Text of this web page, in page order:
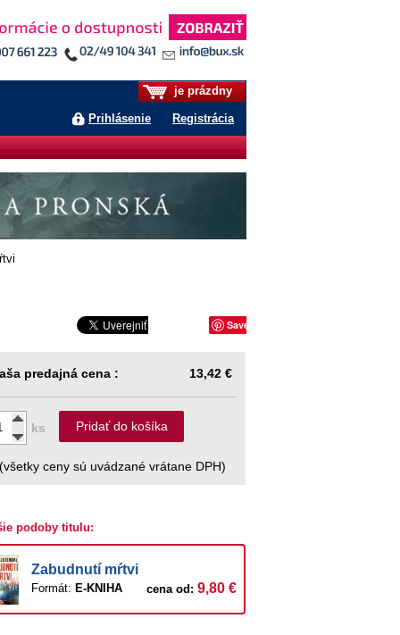
je prázdny
Prihlásenie Registrácia
Save
predajná cena : 13,42 €
ks Pridať do košíka
(všetky ceny sú uvádzané vrátane DPH)
podoby titulu:
Zabudnutí mŕtvi
Formát: E-KNIHA cena od: 9,80 €